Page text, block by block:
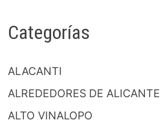
Categorías
ALACANTI
ALREDEDORES DE ALICANTE
ALTO VINALOPO